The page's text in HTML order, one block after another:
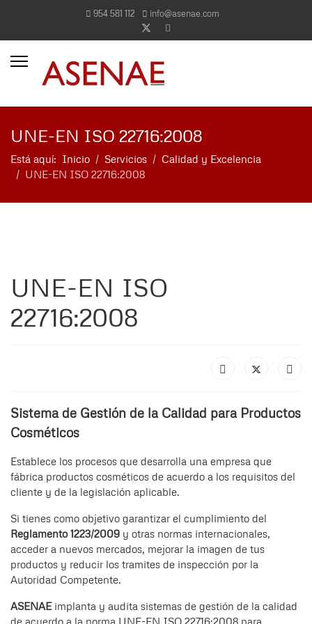
954 581 112 info@asenae.com
UNE-EN ISO 22716:2008
Está aquí: Inicio Servicios
Calidad y Excelencia
UNE-EN ISO 22716:2008
UNE-EN ISO
22716:2008
Sistema de Gestión de la Calidad para Productos
Cosméticos
Establece los procesos que desarrolla una empresa que
fábrica productos cosméticos de acuerdo a los requisitos del
cliente y de la legislación aplicable.
Si tienes como objetivo garantizar el cumplimiento del
Reglamento 1223/2009 y otras normas internacionales,
acceder a nuevos mercados, mejorar la imagen de tus
productos y reducir los tramites de inspección por la
Autoridad Competente.
ASENAEimplanta y audita sistemas de gestión de la calidad
de acuerdo a la norma UNE-EN ISO 22716:2008 para
characters for results.